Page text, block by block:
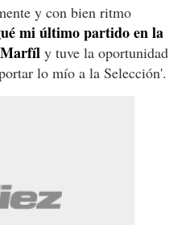
y con bien ritmo
mi último partido en la
Marfíl y tuve la oportunidad
lo mío a la Selección'.